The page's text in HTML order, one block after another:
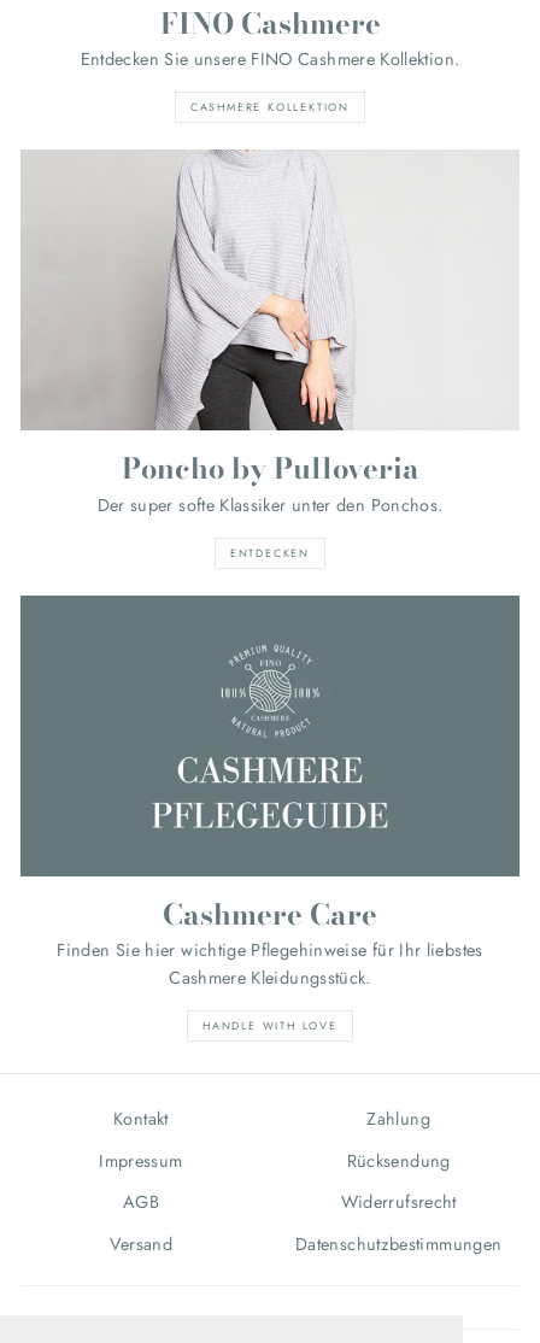
FINO Cashmere
Entdecken Sie unsere FINO Cashmere Kollektion.
CASHMERE KOLLEKTION
Poncho by Pulloveria
Der super softe Klassiker unter den Ponchos.
ENTDECKEN
Cashmere Care
Finden Sie hier wichtige Pflegehinweise für Ihr liebstes
Cashmere Kleidungsstück.
HANDLE WITH LOVE
Kontakt
Impressum
AGB
Versand
Zahlung
Rücksendung
Widerrufsrecht
Datenschutzbestimmungen